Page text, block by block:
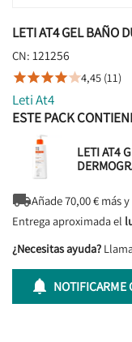
LETI AT4 GEL BAÑO
CN: 121256
4,45 (11)
Leti At4
ESTE PACK
LETI AT4
Añade70,00€ más
Entrega aproximada el
¿Necesitas ayuda?
 NOTIFICARME